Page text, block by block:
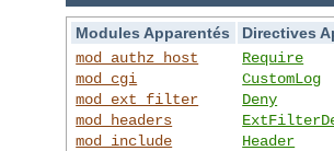
Modules Apparentés
Directives
mod_authz_host
mod_cgi
mod_ext_filter
mod_headers
mod_include
Require
CustomLog
Deny
Header